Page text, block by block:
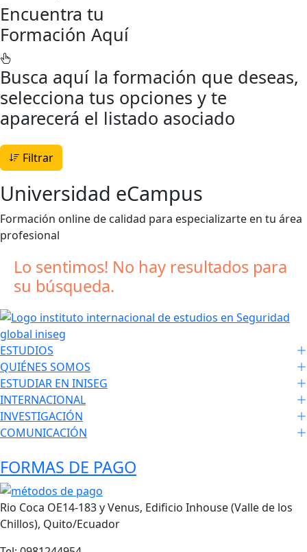
Encuentra tu
Formación Aquí
Busca aquí la formación que deseas,
selecciona tus opciones y te
aparecerá el listado asociado
Filtrar
Universidad eCampus
Formación online de calidad para especializarte en tu área
profesional
Lo sentimos! No hay resultados para
su búsqueda.
ESTUDIOS
QUIÉNES SOMOS
ESTUDIAR EN INISEG
INTERNACIONAL
INVESTIGACIÓN
COMUNICACIÓN
FORMAS DE PAGO
Rio Coca OE14-183 y Venus, Edificio Inhouse (Valle de los
Chillos), Quito/Ecuador